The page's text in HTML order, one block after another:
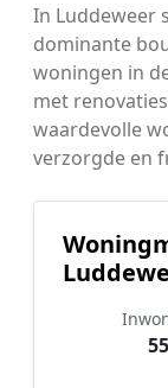
In Luddeweer
dominante
woningen in
met
waardevolle
verzorgde en
55